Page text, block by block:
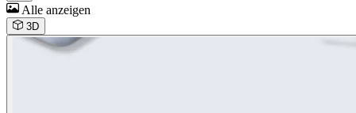
Alle anzeigen
3D